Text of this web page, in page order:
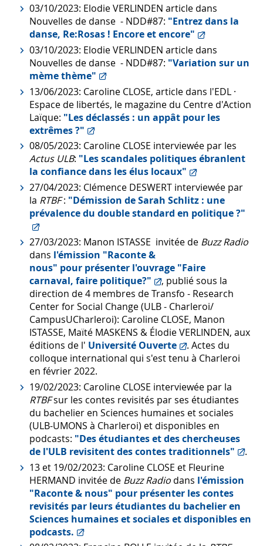
03/10/2023: Elodie VERLINDEN article dans
Nouvelles de danse - NDD#87: "Entrez dans la
danse, Re:Rosas ! Encore et encore"
03/10/2023: Elodie VERLINDEN article dans
Nouvelles de danse - NDD#87: "Variation sur un
mème thème"
13/06/2023: Caroline CLOSE, article dans l'EDL ·
Espace de libertés, le magazine du Centre d'Action
Laïque: "Les déclassés : un appât pour les
extrêmes ?"
08/05/2023: Caroline CLOSE interviewée par les
Actus ULB: "Les scandales politiques ébranlent
la confiance dans les élus locaux"
27/04/2023: Clémence DESWERT interviewée par
la RTBF: "Démission de Sarah Schlitz : une
prévalence du double standard en politique ?"
27/03/2023: Manon ISTASSE invitée de Buzz Radio
dans l'émission "Raconte &
nous" pour présenter l'ouvrage "Faire
carnaval, faire politique?"
, publié sous la
direction de 4 membres de Transfo - Research
Center for Social Change (ULB - Charleroi/
CampusUCharleroi): Caroline CLOSE, Manon
ISTASSE, Maïté MASKENS & Élodie VERLINDEN, aux
éditions de l' Université Ouverte
. Actes du
colloque international qui s'est tenu à Charleroi
en février 2022.
19/02/2023: Caroline CLOSE interviewée par la
RTBFsur les contes revisités par ses étudiantes
du bachelier en Sciences humaines et sociales
(ULB-UMONS à Charleroi) et disponibles en
podcasts: "Des étudiantes et des chercheuses
de l'ULB revisitent des contes traditionnels"
.
13 et 19/02/2023: Caroline CLOSE et Fleurine
HERMAND invitée de Buzz Radio dans l'émission
"Raconte & nous" pour présenter les contes
revisités par leurs étudiantes du bachelier en
Sciences humaines et sociales et disponibles en
podcasts.